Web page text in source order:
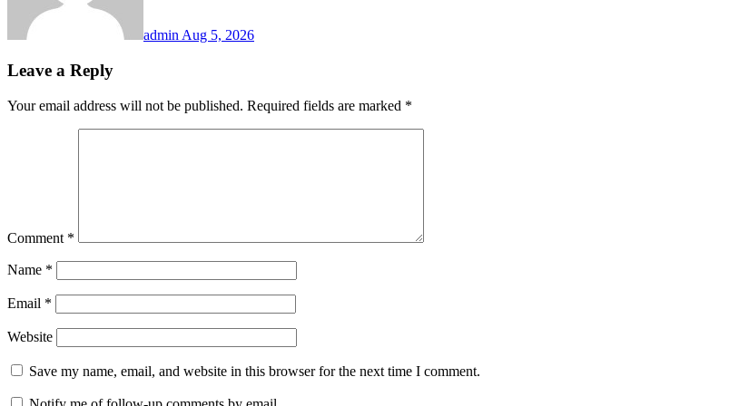
admin Aug 5, 2026
Leave a Reply
Your email address will not be published. Required fields are marked *
Comment *
Name *
Email *
Website
Save my name, email, and website in this browser for the next time I comment.